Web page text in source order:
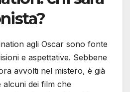
agli Oscar sono fonte
e aspettative. Sebbene
avvolti nel mistero, è già
alcuni dei film che